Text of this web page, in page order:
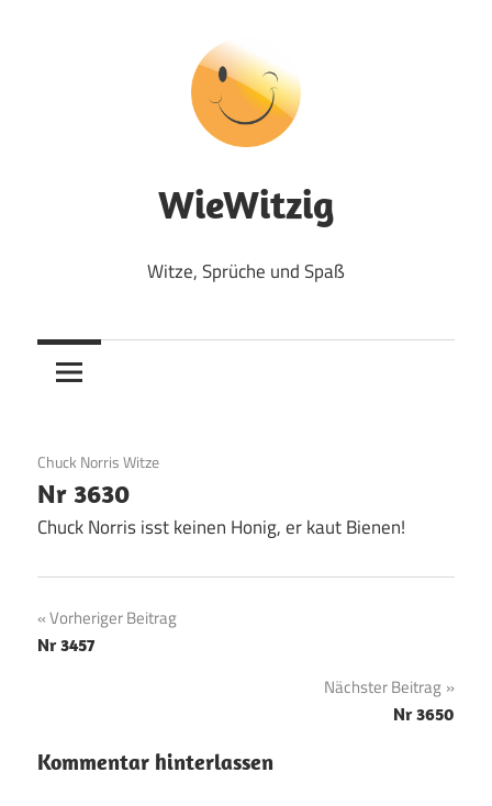
WieWitzig
Witze, Sprüche und Spaß
4. August 2017
Chuck Norris Witze
Nr 3630
Chuck Norris isst keinen Honig, er kaut Bienen!
Beitragsnavigation
Vorheriger Beitrag
Nr 3457
Nächster Beitrag
Nr 3650
Kommentar hinterlassen